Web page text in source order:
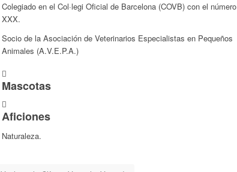
Colegiado en el Col·legi Oficial de Barcelona (COVB) con el número
XXX.
Socio de la Asociación de Veterinarios Especialistas en Pequeños
Animales (A.V.E.P.A.)
Mascotas
Aficiones
Naturaleza.